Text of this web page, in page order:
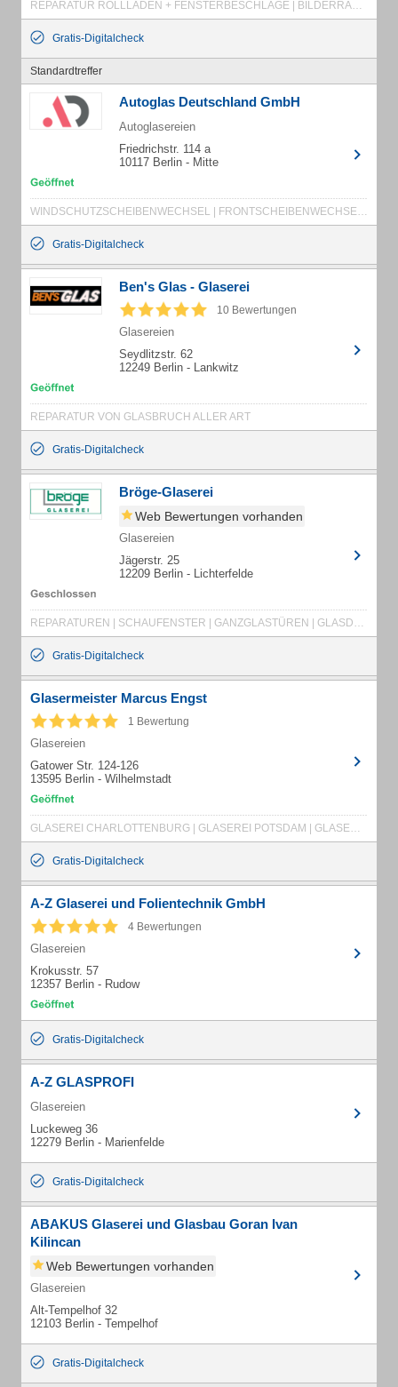
REPARATUR ROLLLÄDEN + FENSTERBESCHLÄGE | BILDERRAHMEN | DACHVERGLASUNGEN | DUSCHABTRENNUNGEN | FENSTER | GLASVERARBEITUNG | HAUSTÜREN | INSEKTENSCHUTZ | ISOLIERVERGLASUNG | ROLLLÄDEN
Gratis-Digitalcheck
Standardtreffer
Autoglas Deutschland GmbH
Autoglasereien
Friedrichstr. 114 a
10117 Berlin - Mitte
WINDSCHUTZSCHEIBENWECHSEL | FRONTSCHEIBENWECHSEL | AUTOGLASWECHSEL
Gratis-Digitalcheck
Ben's Glas - Glaserei
10 Bewertungen
Glasereien
Seydlitzstr. 62
12249 Berlin - Lankwitz
REPARATUR VON GLASBRUCH ALLER ART
Gratis-Digitalcheck
Bröge-Glaserei
Web Bewertungen vorhanden
Glasereien
Jägerstr. 25
12209 Berlin - Lichterfelde
REPARATUREN | SCHAUFENSTER | GANZGLASTÜREN | GLASDUSCHEN | ISOLIERGLAS | 24 STD. NOTDIENST
Gratis-Digitalcheck
Glasermeister Marcus Engst
1 Bewertung
Glasereien
Gatower Str. 124-126
13595 Berlin - Wilhelmstadt
GLASEREI CHARLOTTENBURG | GLASEREI POTSDAM | GLASEREI FALKENSEE | REPARATURVERGLASUNG | SCHAUFENSTERREPARATUR | NOTDIENST | RAHMEN + BILDER | BILDERGLAS | INSEKTENSCHUTZ | DRAHTGLAS | DUSCHABTRENNUNG | DUSCHKABINENVERGLASUNG | FENSTERGLAS | FENSTERVERGLASUNG | GANZGLASANLAGEN | GANZGLASTÜREN | GLASREPARATUR | GLASBAU | GLASBE- UND VERARBEITUNG | GLASBRUCHNOTDIENSTE | GLASDUSCHEN | GLASERMEISTER | GLASDÄCHER | GLASEREI - SPANDAU | GLASEREI GATOW | GLASNOTDIENSTE | GLASREPARATUR | ENERGIESPAREN MIT GLAS
Gratis-Digitalcheck
A-Z Glaserei und Folientechnik GmbH
4 Bewertungen
Glasereien
Krokusstr. 57
12357 Berlin - Rudow
Gratis-Digitalcheck
A-Z GLASPROFI
Glasereien
Luckeweg 36
12279 Berlin - Marienfelde
Gratis-Digitalcheck
ABAKUS Glaserei und Glasbau Goran Ivan
Kilincan
Web Bewertungen vorhanden
Glasereien
Alt-Tempelhof 32
12103 Berlin - Tempelhof
Gratis-Digitalcheck